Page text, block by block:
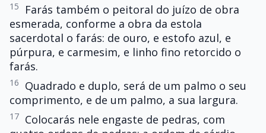
15
Farás também o peitoral do juízo de obra
esmerada, conforme a obra da estola
sacerdotal o farás: de ouro, e estofo azul, e
púrpura, e carmesim, e linho fino retorcido o
farás.
16
Quadrado e duplo, será de um palmo o seu
comprimento, e de um palmo, a sua largura.
17 Colocarás nele engaste de pedras, com